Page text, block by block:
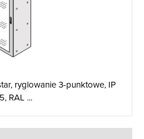
ryglowanie 3-punktowe, IP
RAL ...